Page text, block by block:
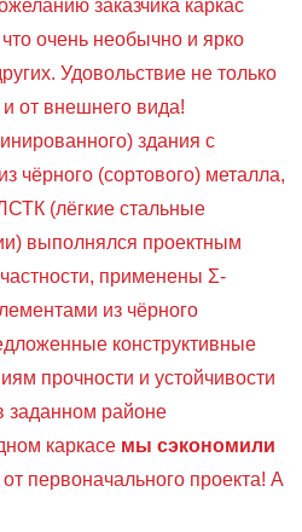
заказчика каркас
очень необычно и ярко
Удовольствие не только
от внешнего вида!
здания с
чёрного (сортового) металла,
(лёгкие стальные
выполнялся проектным
применены Σ-
из чёрного
конструктивные
прочности и устойчивости
заданном районе
каркасе мы сэкономили
от первоначального проекта! А